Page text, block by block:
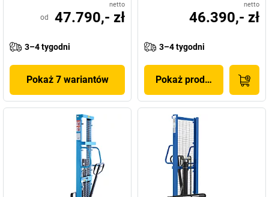
netto
od 47.790,- zł
3–4 tygodni
Pokaż 7 wariantów
netto
46.390,- zł
3–4 tygodni
Pokaż produkt